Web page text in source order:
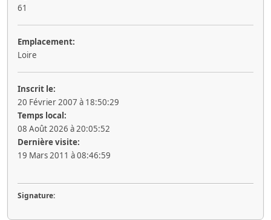
61
Emplacement:
Loire
Inscrit le:
20 Février 2007 à 18:50:29
Temps local:
08 Août 2026 à 20:05:52
Dernière visite:
19 Mars 2011 à 08:46:59
Signature: